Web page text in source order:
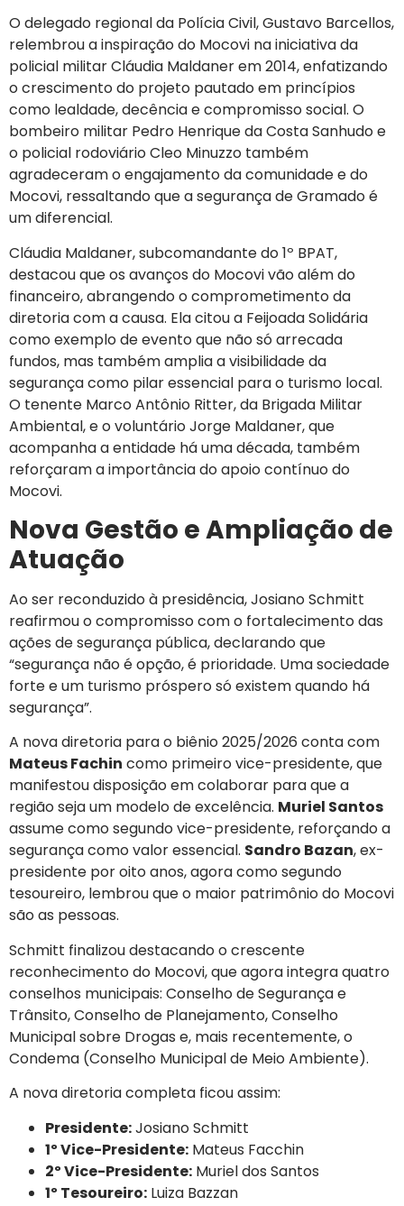
O delegado regional da Polícia Civil, Gustavo Barcellos,
relembrou a inspiração do Mocovi na iniciativa da
policial militar Cláudia Maldaner em 2014, enfatizando
o crescimento do projeto pautado em princípios
como lealdade, decência e compromisso social. O
bombeiro militar Pedro Henrique da Costa Sanhudo e
o policial rodoviário Cleo Minuzzo também
agradeceram o engajamento da comunidade e do
Mocovi, ressaltando que a segurança de Gramado é
um diferencial.
Cláudia Maldaner, subcomandante do 1º BPAT,
destacou que os avanços do Mocovi vão além do
financeiro, abrangendo o comprometimento da
diretoria com a causa. Ela citou a Feijoada Solidária
como exemplo de evento que não só arrecada
fundos, mas também amplia a visibilidade da
segurança como pilar essencial para o turismo local.
O tenente Marco Antônio Ritter, da Brigada Militar
Ambiental, e o voluntário Jorge Maldaner, que
acompanha a entidade há uma década, também
reforçaram a importância do apoio contínuo do
Mocovi.
Nova Gestão e Ampliação de
Atuação
Ao ser reconduzido à presidência, Josiano Schmitt
reafirmou o compromisso com o fortalecimento das
ações de segurança pública, declarando que
“segurança não é opção, é prioridade. Uma sociedade
forte e um turismo próspero só existem quando há
segurança”.
A nova diretoria para o biênio 2025/2026 conta com
Mateus Fachin como primeiro vice-presidente, que
manifestou disposição em colaborar para que a
região seja um modelo de excelência. Muriel Santos
assume como segundo vice-presidente, reforçando a
segurança como valor essencial. Sandro Bazan, ex-
presidente por oito anos, agora como segundo
tesoureiro, lembrou que o maior patrimônio do Mocovi
são as pessoas.
Schmitt finalizou destacando o crescente
reconhecimento do Mocovi, que agora integra quatro
conselhos municipais: Conselho de Segurança e
Trânsito, Conselho de Planejamento, Conselho
Municipal sobre Drogas e, mais recentemente, o
Condema (Conselho Municipal de Meio Ambiente).
A nova diretoria completa ficou assim:
Presidente:Josiano Schmitt
1º Vice-Presidente: Mateus Facchin
2º Vice-Presidente: Muriel dos Santos
1º Tesoureiro: Luiza Bazzan